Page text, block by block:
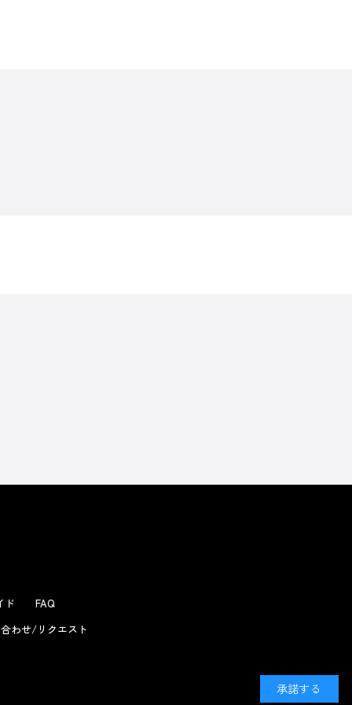
ド
FAQ
わせ/リクエスト
承諾する